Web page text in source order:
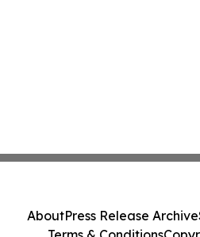
AboutPress Release Archive